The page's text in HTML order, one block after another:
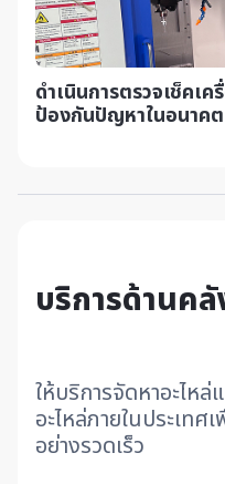
ดำเนินการตรวจเช็คเ
ป้องกันปัญหาในอนาคต
บริการด้านคลั
ให้บริการจัดหาอะไห
อะไหล่ภายในประเทศ
อย่างรวดเร็ว